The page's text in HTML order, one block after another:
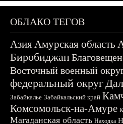
ОБЛАКО ТЕГОВ
АзияАмурская область
Биробиджан
Восточный военный
федеральный округ
Забайкалье Забайкальский край
Комсомольск-на-Амуре
Магаданская область Находка